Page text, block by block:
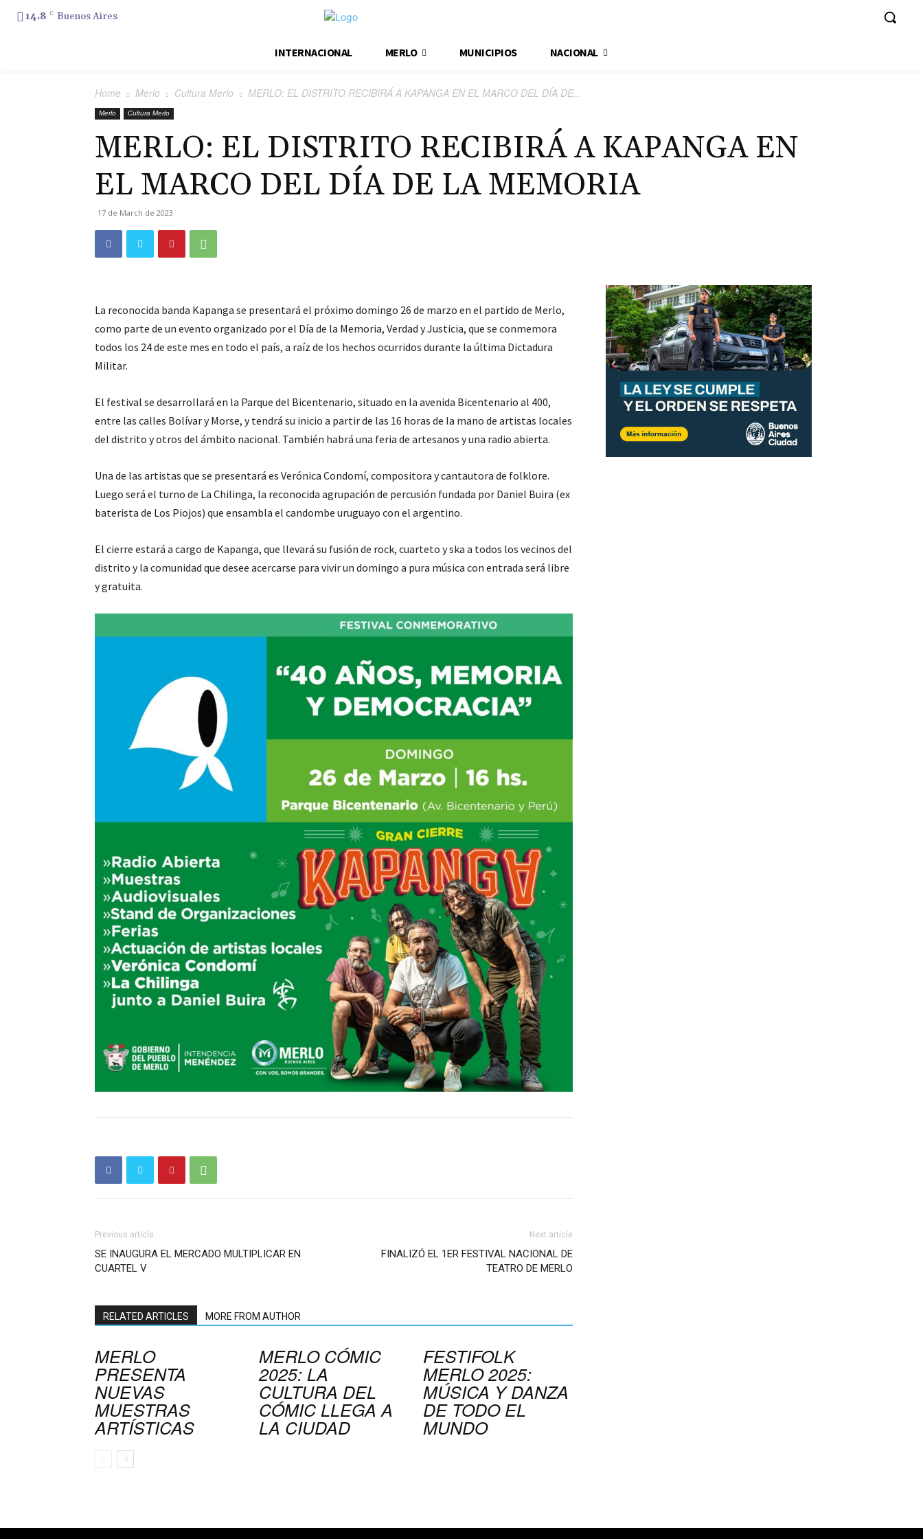
14.8 C Buenos Aires
INTERNACIONAL MERLO MUNICIPIOS NACIONAL
Home Merlo Cultura Merlo MERLO: EL DISTRITO RECIBIRÁ A KAPANGA EN EL MARCO DEL DÍA DE...
Merlo Cultura Merlo
MERLO: EL DISTRITO RECIBIRÁ A KAPANGA EN
EL MARCO DEL DÍA DE LA MEMORIA
17 de March de 2023
La reconocida banda Kapanga se presentará el próximo domingo 26 de marzo en el partido de Merlo,
como parte de un evento organizado por el Día de la Memoria, Verdad y Justicia, que se conmemora
todos los 24 de este mes en todo el país, a raíz de los hechos ocurridos durante la última Dictadura
Militar.
El festival se desarrollará en la Parque del Bicentenario, situado en la avenida Bicentenario al 400,
entre las calles Bolívar y Morse, y tendrá su inicio a partir de las 16 horas de la mano de artistas locales
del distrito y otros del ámbito nacional. También habrá una feria de artesanos y una radio abierta.
Una de las artistas que se presentará es Verónica Condomí, compositora y cantautora de folklore.
Luego será el turno de La Chilinga, la reconocida agrupación de percusión fundada por Daniel Buira (ex
baterista de Los Piojos) que ensambla el candombe uruguayo con el argentino.
El cierre estará a cargo de Kapanga, que llevará su fusión de rock, cuarteto y ska a todos los vecinos del
distrito y la comunidad que desee acercarse para vivir un domingo a pura música con entrada será libre
y gratuita.
Previous article
SE INAUGURA EL MERCADO MULTIPLICAR EN
CUARTEL V
Next article
FINALIZÓ EL 1ER FESTIVAL NACIONAL DE
TEATRO DE MERLO
RELATED ARTICLES MORE FROM AUTHOR
MERLO
PRESENTA
NUEVAS
MUESTRAS
ARTÍSTICAS
MERLO CÓMIC
2025: LA
CULTURA DEL
CÓMIC LLEGA A
LA CIUDAD
FESTIFOLK
MERLO 2025:
MÚSICA Y DANZA
DE TODO EL
MUNDO